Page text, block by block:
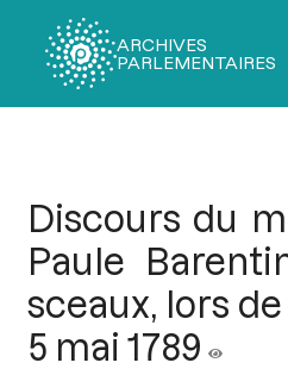
ARCHIVES
PARLEMENTAIRES
Discours du
Paule
sceaux, lors
5 mai 1789